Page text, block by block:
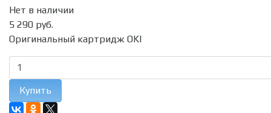
Нет в наличии
5 290 руб.
Оригинальный картридж OKI
Купить